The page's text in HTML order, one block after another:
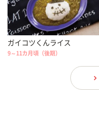
ガイコツくんライス
9～11カ月頃（後期）